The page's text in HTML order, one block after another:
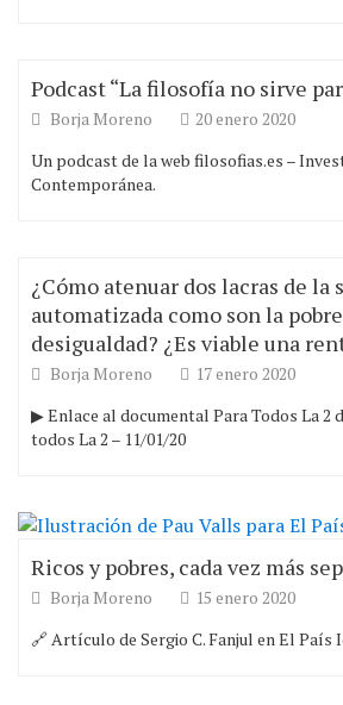
Podcast “La filosofía no sirve
Borja Moreno
20 enero 2020
Un podcast de la web filosofias.es –
Contemporánea.
¿Cómo atenuar dos lacras de la
automatizada como son la
desigualdad? ¿Es viable una
Borja Moreno
17 enero 2020
▶ Enlace al documental Para Todos La 2
todos La 2 – 11/01/20
Ricos y pobres, cada vez más
Borja Moreno
15 enero 2020
🔗 Artículo de Sergio C. Fanjul en El País